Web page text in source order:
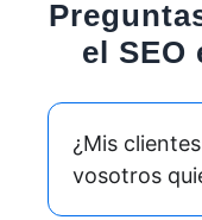
el SEO
¿Mis
vosotros